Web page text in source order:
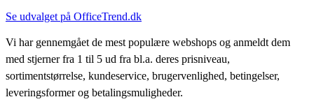
Se udvalget på OfficeTrend.dk
Vi har gennemgået de mest populære webshops og anmeldt dem
med stjerner fra 1 til 5 ud fra bl.a. deres prisniveau,
sortimentstørrelse, kundeservice, brugervenlighed, betingelser,
leveringsformer og betalingsmuligheder.